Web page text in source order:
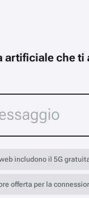
artificiale che
includono il 5G
offerta per la